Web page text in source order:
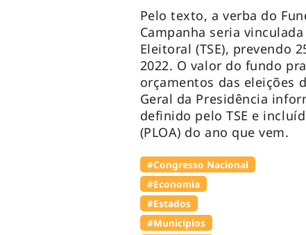
Pelo texto, a verba do
Campanha seria
Eleitoral (TSE), prevendo
2022. O valor do fundo
orçamentos das eleições
Geral da Presidência
definido pelo TSE e
(PLOA) do ano que vem.
#Congresso Nacional
#Economia
#Estados
#Municípios